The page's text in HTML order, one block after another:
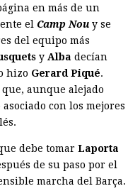
en más de un
el Camp Nou y se
del equipo más
y Alba decían
hizo Gerard Piqué.
que, aunque alejado
con los mejores
debe tomar Laporta
de su paso por el
marcha del Barça.